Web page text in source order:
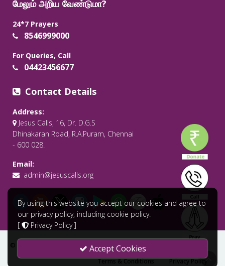
மேலும் அறிய வேண்டுமா?
24*7 Prayers
8546999000
For Queries, Call
04423456677
Contact Details
Address:
Jesus Calls, 16, Dr. D.G.S
Dhinakaran Road, R.A.Puram, Chennai
- 600 028.
Email:
admin@jesuscalls.org
© 2026 All Rights Reserved .Jesus Calls - Praying for the World
Terms & Conditions
Privacy Policy
By using this website you accept our cookies and agree to
our privacy policy, including cookie policy.
[
Privacy Policy]
Accept Cookies